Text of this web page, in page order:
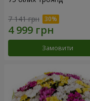
7 141 грн
Замовити